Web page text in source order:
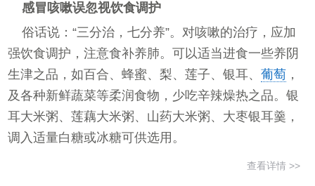
感冒咳嗽误忽视饮食调护
俗话说：“三分治，七分养”。对咳嗽的治疗，应加
强饮食调护，注意食补养肺。可以适当进食一些养阴
生津之品，如百合、蜂蜜、梨、莲子、银耳、葡萄 ，
及各种新鲜蔬菜等柔润食物，少吃辛辣燥热之品。银
耳大米粥、莲藕大米粥、山药大米粥、大枣银耳羹，
调入适量白糖或冰糖可供选用。
查看详情 >>